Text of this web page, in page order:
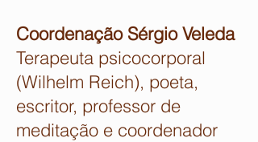
Coordenação Sérgio Veleda
Terapeuta psicocorporal
(Wilhelm Reich), poeta,
escritor, professor de
meditação e coordenador